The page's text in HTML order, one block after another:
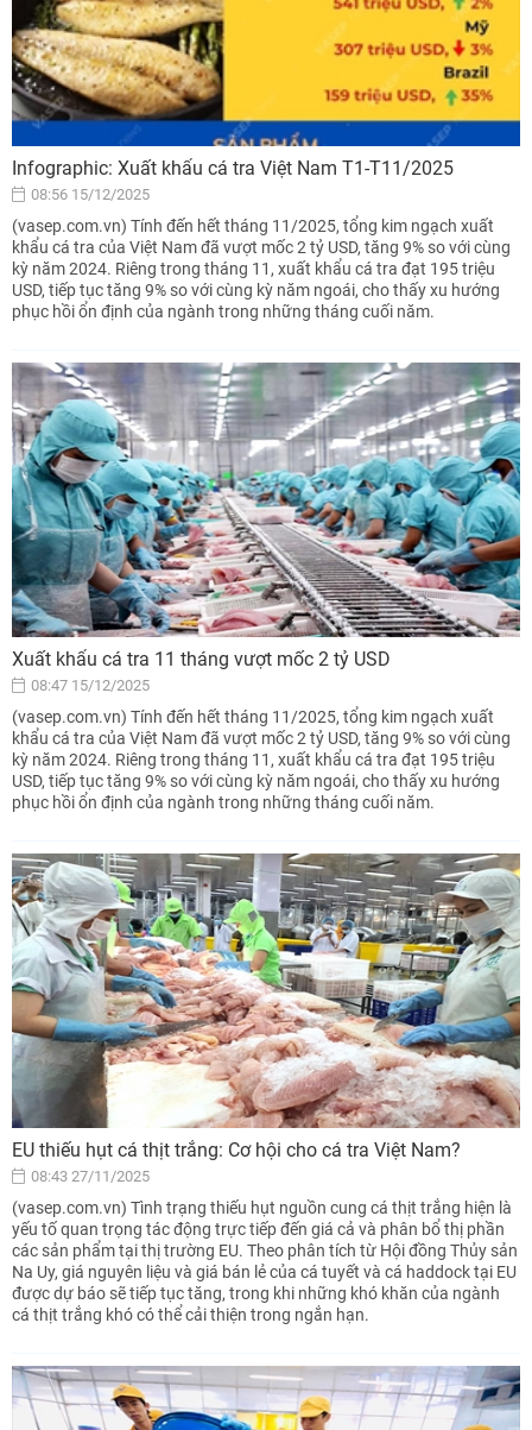
Infographic: Xuất khẩu cá tra Việt Nam T1-T11/2025
08:56 15/12/2025
(vasep.com.vn) Tính đến hết tháng 11/2025, tổng kim ngạch xuất
khẩu cá tra của Việt Nam đã vượt mốc 2 tỷ USD, tăng 9% so với cùng
kỳ năm 2024. Riêng trong tháng 11, xuất khẩu cá tra đạt 195 triệu
USD, tiếp tục tăng 9% so với cùng kỳ năm ngoái, cho thấy xu hướng
phục hồi ổn định của ngành trong những tháng cuối năm.
Xuất khẩu cá tra 11 tháng vượt mốc 2 tỷ USD
08:47 15/12/2025
(vasep.com.vn) Tính đến hết tháng 11/2025, tổng kim ngạch xuất
khẩu cá tra của Việt Nam đã vượt mốc 2 tỷ USD, tăng 9% so với cùng
kỳ năm 2024. Riêng trong tháng 11, xuất khẩu cá tra đạt 195 triệu
USD, tiếp tục tăng 9% so với cùng kỳ năm ngoái, cho thấy xu hướng
phục hồi ổn định của ngành trong những tháng cuối năm.
EU thiếu hụt cá thịt trắng: Cơ hội cho cá tra Việt Nam?
08:43 27/11/2025
(vasep.com.vn) Tình trạng thiếu hụt nguồn cung cá thịt trắng hiện là
yếu tố quan trọng tác động trực tiếp đến giá cả và phân bổ thị phần
các sản phẩm tại thị trường EU. Theo phân tích từ Hội đồng Thủy sản
Na Uy, giá nguyên liệu và giá bán lẻ của cá tuyết và cá haddock tại EU
được dự báo sẽ tiếp tục tăng, trong khi những khó khăn của ngành
cá thịt trắng khó có thể cải thiện trong ngắn hạn.